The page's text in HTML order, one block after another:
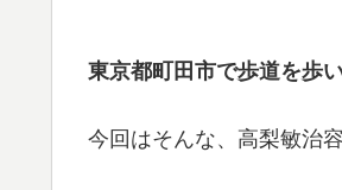
東京都町田市で歩道を歩
今回はそんな、高梨敏治